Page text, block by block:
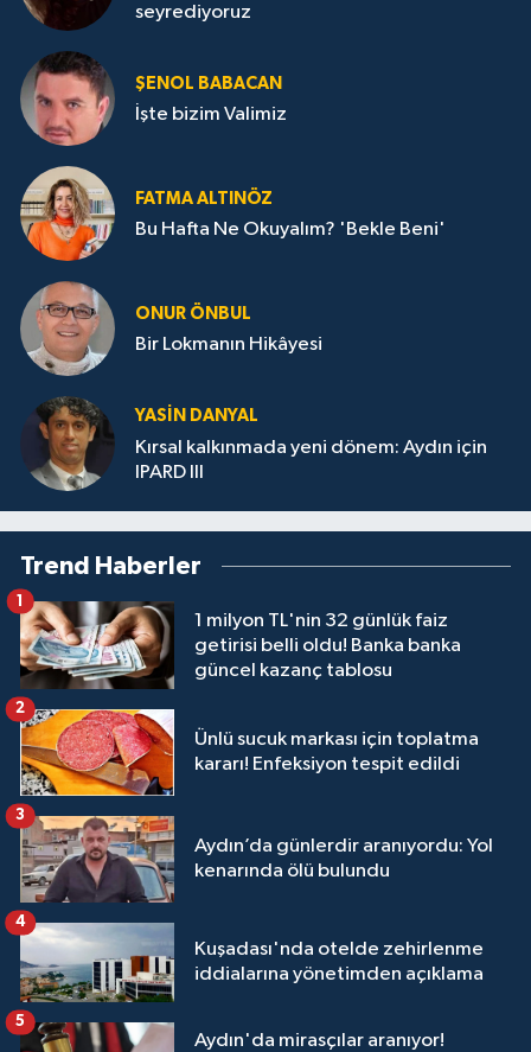
seyrediyoruz
ŞENOL BABACAN
İşte bizim Valimiz
FATMA ALTINÖZ
Bu Hafta Ne Okuyalım? 'Bekle Beni'
ONUR ÖNBUL
Bir Lokmanın Hikâyesi
YASIN DANYAL
Kırsal kalkınmada yeni dönem: Aydın için
IPARD III
Trend Haberler
1 milyon TL'nin 32 günlük faiz
getirisi belli oldu! Banka banka
güncel kazanç tablosu
1
Ünlü sucuk markası için toplatma
kararı! Enfeksiyon tespit edildi
2
Aydın’da günlerdir aranıyordu: Yol
kenarında ölü bulundu
3
Kuşadası'nda otelde zehirlenme
iddialarına yönetimden açıklama
4
Aydın'da mirasçılar aranıyor!
5